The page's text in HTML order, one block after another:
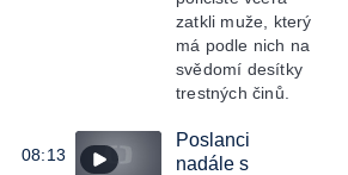
zatkli muže, který
má podle nich na
svědomí desítky
trestných činů.
08:13
Poslanci
nadále s